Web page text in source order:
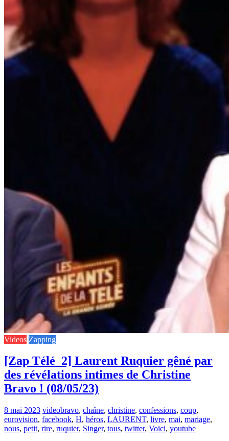
Videos Zapping
[Zap Télé_2] Laurent Ruquier gêné par
des révélations intimes de Christine
Bravo ! (08/05/23)
8 mai 2023 videobravo, chaîne, christine, confessions, coup,
eurovision, facebook, H, héros, LAURENT, livre, mai, mariage,
nous, petit, rire, ruquier, Singer, tous, twitter, Voici, youtube